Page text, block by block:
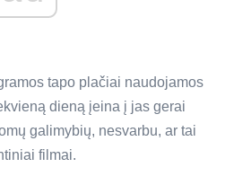
tapo plačiai naudojamos
dieną įeina į jas gerai
galimybių, nesvarbu, ar tai
filmai.